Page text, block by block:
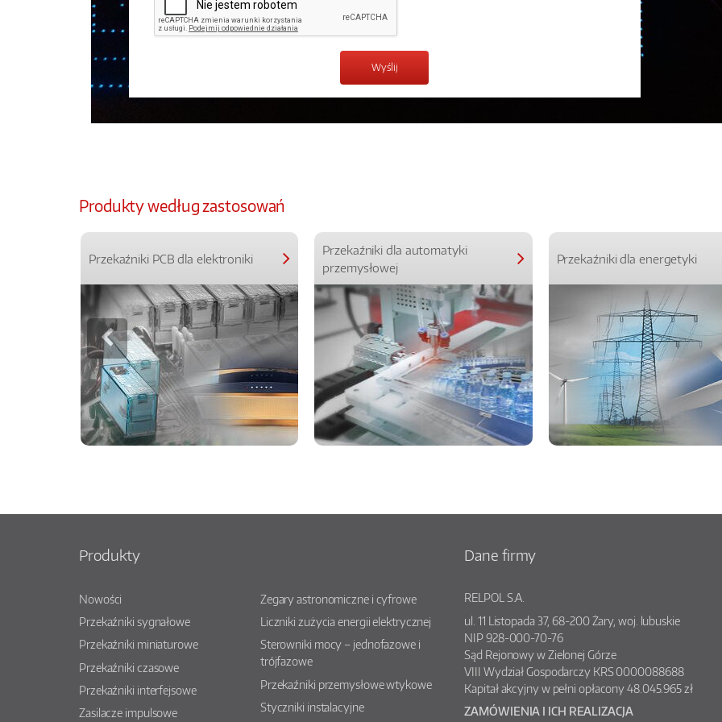
Produkty według zastosowań
Przekaźniki PCB dla elektroniki
Przekaźniki dla automatyki
przemysłowej
Przekaźniki dla energetyki
Produkty
Nowości
Przekaźniki sygnałowe
Przekaźniki miniaturowe
Przekaźniki czasowe
Przekaźniki interfejsowe
Zasilacze impulsowe
Zegary astronomiczne i cyfrowe
Liczniki zużycia energii elektrycznej
Sterowniki mocy – jednofazowe i
trójfazowe
Przekaźniki przemysłowe wtykowe
Styczniki instalacyjne
Dane firmy
RELPOL S.A.
ul. 11 Listopada 37,68-200Żary, woj. lubuskie
NIP 928-000-70-76
Sąd Rejonowy w Zielonej Górze
VIII Wydział Gospodarczy KRS 0000088688
Kapitał akcyjny w pełni opłacony 48.045.965 zł
ZAMÓWIENIA I ICH REALIZACJA